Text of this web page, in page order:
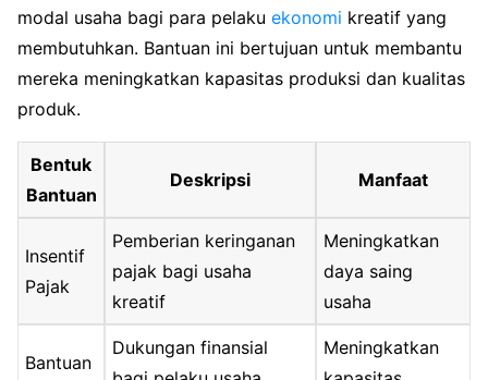
modal usaha bagi para pelaku ekonomi kreatif yang
membutuhkan. Bantuan ini bertujuan untuk membantu
mereka meningkatkan kapasitas produksi dan kualitas
produk.
Bentuk
Bantuan
Deskripsi Manfaat
Insentif
Pajak
Pemberian keringanan
pajak bagi usaha
kreatif
Meningkatkan
daya saing
usaha
Bantuan
Dukungan finansial
Meningkatkan